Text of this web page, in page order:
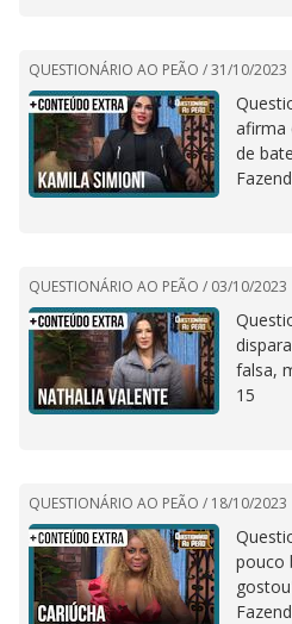
QUESTIONÁRIO AO PEÃO /31/10/2023
afirma
de
QUESTIONÁRIO AO PEÃO / 03/10/2023
falsa,
15
QUESTIONÁRIO AO PEÃO / 18/10/2023
pouco